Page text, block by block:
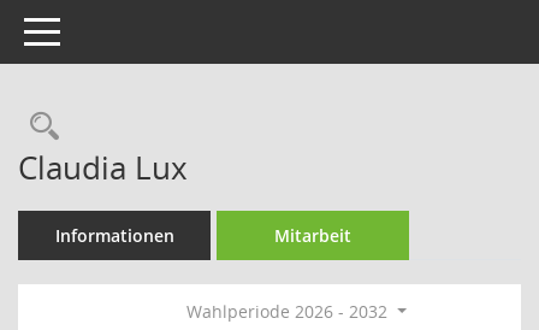
Toggle navigation
Rechercheauswahl
Claudia Lux
Informationen Mitarbeit
Wahlperiode 2026 - 2032